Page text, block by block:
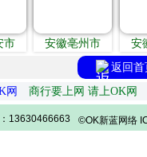
市 安徽亳州市 安
返回首
网 商行要上网 请上OK网
13630466663 ©OK新蓝网络